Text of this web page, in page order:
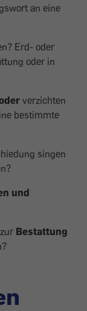
an eine
Erd- oder
oder in
verzichten
bestimmte
singen
und
Bestattung